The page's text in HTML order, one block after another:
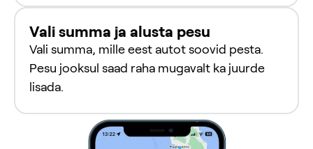
Vali summa ja alusta pesu
Vali summa, mille eest autot soovid pesta.
Pesu jooksul saad raha mugavalt ka juurde
lisada.